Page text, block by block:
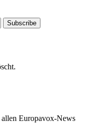
Subscribe
allen Europavox-News